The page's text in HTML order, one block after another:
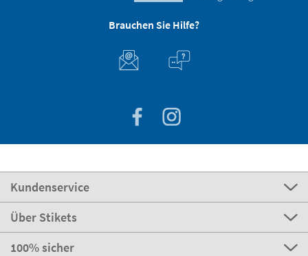
Brauchen Sie Hilfe?
Kundenservice
Über Stikets
100% sicher